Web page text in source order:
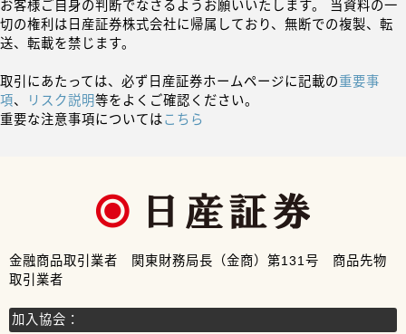
お客様ご自身の判断でなさるようお願いいたします。 当資料の一
切の権利は日産証券株式会社に帰属しており、無断での複製、転
送、転載を禁じます。
取引にあたっては、必ず日産証券ホームページに記載の重要事
項、 リスク説明等をよくご確認ください。
重要な注意事項についてはこちら
金融商品取引業者 関東財務局長（金商）第131号 商品先物
取引業者
加入協会：